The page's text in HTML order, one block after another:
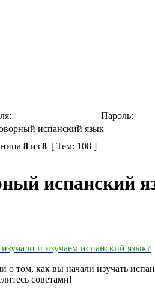
Пароль:
испанский язык
8 из 8 [ Тем: 108 ]
испанский
и изучаем испанский язык?
о том, как вы начали изучать
советами!